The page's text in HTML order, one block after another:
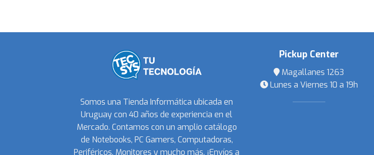
Somos una Tienda Informática ubicada en
Uruguay con 40 años de experiencia en el
Mercado. Contamos con un amplio catálogo
de Notebooks, PC Gamers, Computadoras,
Periféricos, Monitores y mucho más. ¡Envíos a
Pickup Center
Magallanes 1263
Lunes a Viernes 10 a 19h